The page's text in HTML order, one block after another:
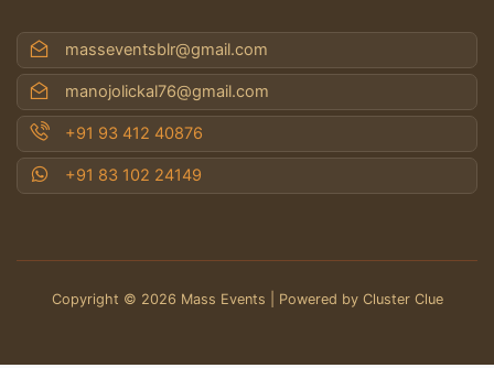
masseventsblr@gmail.com
manojolickal76@gmail.com
+91 93 412 40876
+91 83 102 24149
Copyright © 2026 Mass Events | Powered by Cluster Clue